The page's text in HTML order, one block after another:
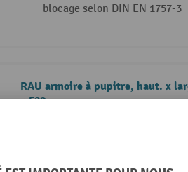
blocage selon DIN EN 1757-3
RAU armoire à pupitre, haut. x
x 520 mm